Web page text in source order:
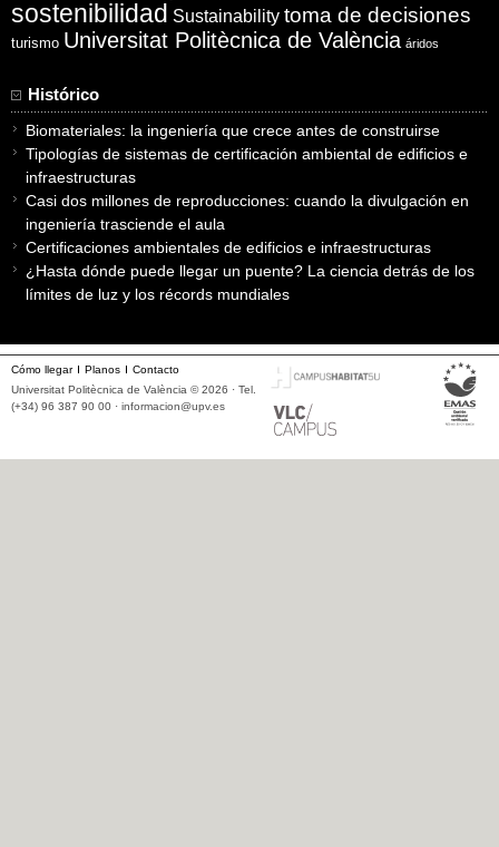
sostenibilidad Sustainability toma de decisiones
turismo Universitat Politècnica de València áridos
Histórico
Biomateriales: la ingeniería que crece antes de construirse
Tipologías de sistemas de certificación ambiental de edificios e
infraestructuras
Casi dos millones de reproducciones: cuando la divulgación en
ingeniería trasciende el aula
Certificaciones ambientales de edificios e infraestructuras
¿Hasta dónde puede llegar un puente? La ciencia detrás de los
límites de luz y los récords mundiales
Cómo llegar Planos
Contacto
Universitat Politècnica de València © 2026 · Tel.
(+34) 96 387 90 00 · informacion@upv.es